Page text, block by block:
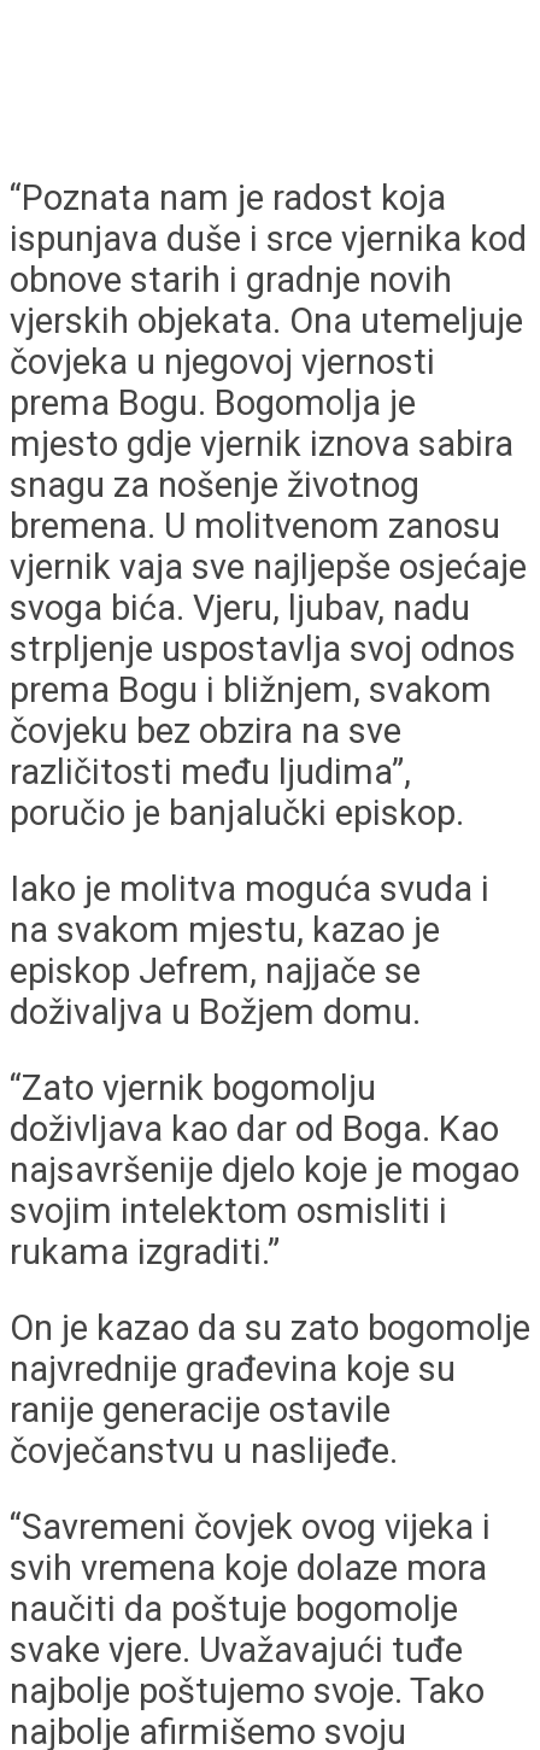
“Poznata nam je radost koja
ispunjava duše i srce vjernika kod
obnove starih i gradnje novih
vjerskih objekata. Ona utemeljuje
čovjeka u njegovoj vjernosti
prema Bogu. Bogomolja je
mjesto gdje vjernik iznova sabira
snagu za nošenje životnog
bremena. U molitvenom zanosu
vjernik vaja sve najljepše osjećaje
svoga bića. Vjeru, ljubav, nadu
strpljenje uspostavlja svoj odnos
prema Bogu i bližnjem, svakom
čovjeku bez obzira na sve
različitosti među ljudima”,
poručio je banjalučki episkop.
Iako je molitva moguća svuda i
na svakom mjestu, kazao je
episkop Jefrem, najjače se
doživaljva u Božjem domu.
“Zato vjernik bogomolju
doživljava kao dar od Boga. Kao
najsavršenije djelo koje je mogao
svojim intelektom osmisliti i
rukama izgraditi.”
On je kazao da su zato bogomolje
najvrednije građevina koje su
ranije generacije ostavile
čovječanstvu u naslijeđe.
“Savremeni čovjek ovog vijeka i
svih vremena koje dolaze mora
naučiti da poštuje bogomolje
svake vjere. Uvažavajući tuđe
najbolje poštujemo svoje. Tako
najbolje afirmišemo svoju